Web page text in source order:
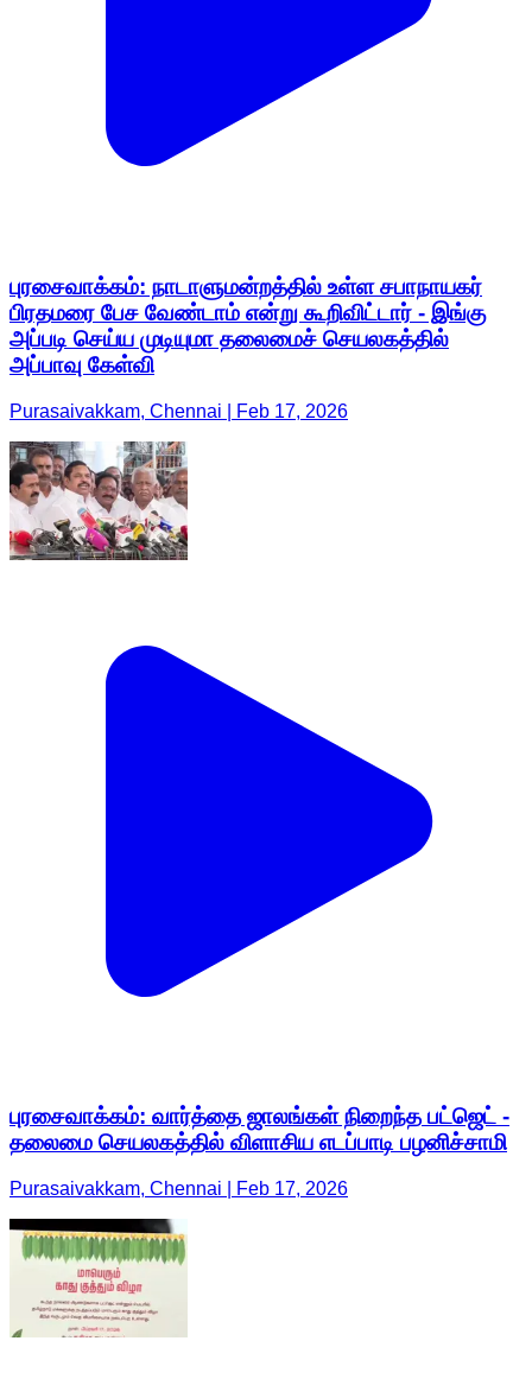
புரசைவாக்கம்: நாடாளுமன்றத்தில் உள்ள சபாநாயகர்
பிரதமரை பேச வேண்டாம் என்று கூறிவிட்டார் - இங்கு
அப்படி செய்ய முடியுமா தலைமைச் செயலகத்தில்
அப்பாவு கேள்வி
Purasaivakkam, Chennai | Feb 17, 2026
புரசைவாக்கம்: வார்த்தை ஜாலங்கள் நிறைந்த பட்ஜெட் -
தலைமை செயலகத்தில் விளாசிய எடப்பாடி பழனிச்சாமி
Purasaivakkam, Chennai | Feb 17, 2026